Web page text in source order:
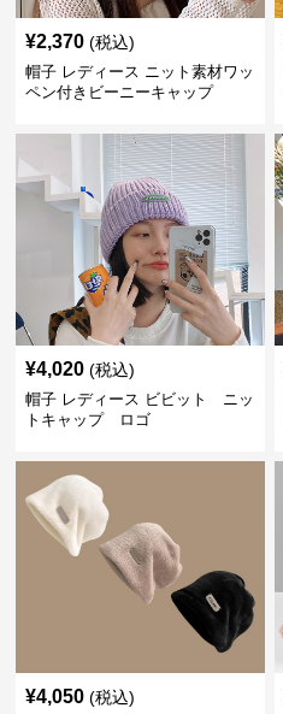
¥2,370 (税込)
帽子 レディース ニット素材ワッ
ペン付きビーニーキャップ
¥4,020 (税込)
帽子 レディース ビビット ニッ
トキャップ ロゴ
¥4,050 (税込)